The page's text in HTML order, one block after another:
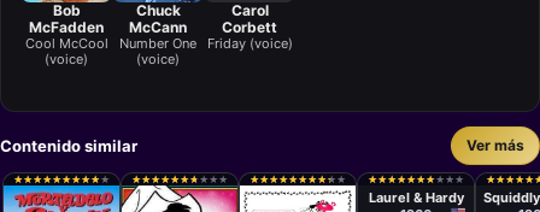
Bob
McFadden
Cool McCool
(voice)
Chuck
McCann
Number One
(voice)
Carol
Corbett
Friday (voice)
Contenido similar Ver más
★
★★
★★
★★
★★
★★
★★
★★
★★
★ ★
★ ★
★★
★★
★★
★★
★★
★★
★ ★
★ ★
★ ★
★ ★
★★
★★
★★
★★
★★
★★
★★
★★
★ ★
★ ★
★★
★★
★★
★★
★★
★★
★★
★ ★
★ ★
★
Serie
Laurel & Hardy
★
★★
★★
★★
★★
★
Serie